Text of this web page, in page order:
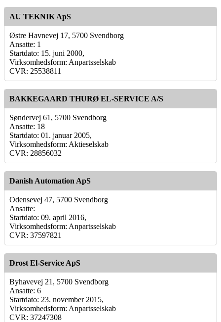
AU TEKNIK ApS
Østre Havnevej 17, 5700 Svendborg
Ansatte: 1
Startdato: 15. juni 2000,
Virksomhedsform: Anpartsselskab
CVR: 25538811
BAKKEGAARD THURØ EL-SERVICE A/S
Søndervej 61, 5700 Svendborg
Ansatte: 18
Startdato: 01. januar 2005,
Virksomhedsform: Aktieselskab
CVR: 28856032
Danish Automation ApS
Odensevej 47, 5700 Svendborg
Ansatte:
Startdato: 09. april 2016,
Virksomhedsform: Anpartsselskab
CVR: 37597821
Drost El-Service ApS
Byhavevej 21, 5700 Svendborg
Ansatte: 6
Startdato: 23. november 2015,
Virksomhedsform: Anpartsselskab
CVR: 37247308